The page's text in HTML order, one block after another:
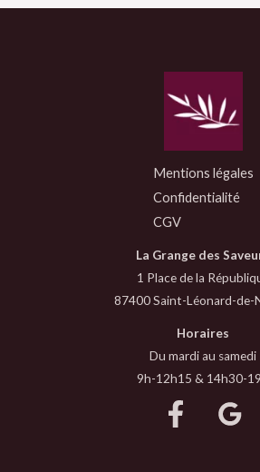
Mentions légales
Confidentialité
CGV
La Grange des
1 Place de la
87400 Saint-Léonard-de-
Horaires
Du mardi au samedi
9h-12h15 & 14h30-